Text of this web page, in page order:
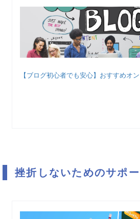
【ブログ初心者でも安心】おすすめオ
挫折しないためのサポ